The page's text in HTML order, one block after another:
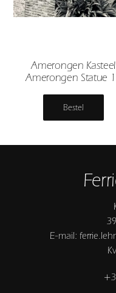
Amerongen Kasteel
Amerongen Statue
Bestel
E-mail: